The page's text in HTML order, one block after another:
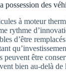
possession des
à moteur
rythme
d’être
peuvent être
bien au-delà de